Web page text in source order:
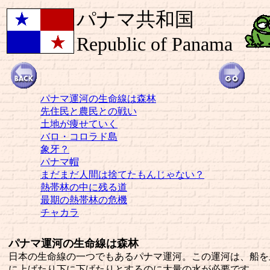
パナマ共和国
Republic of Panama
パナマ運河の生命線は森林
先住民と農民との戦い
土地が痩せていく
バロ・コロラド島
象牙？
パナマ帽
まだまだ人間は捨てたもんじゃない？
熱帯林の中に残る道
最期の熱帯林の危機
チャカラ
パナマ運河の生命線は森林
日本の生命線の一つでもあるパナマ運河。この運河は、船